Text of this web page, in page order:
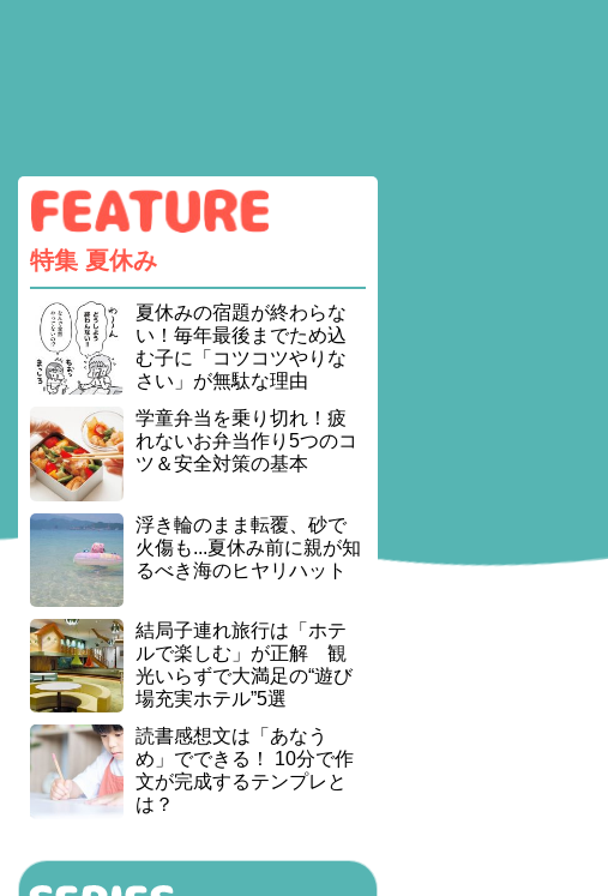
特集 夏休み
夏休みの宿題が終わらな
い！毎年最後までため込
む子に「コツコツやりな
さい」が無駄な理由
学童弁当を乗り切れ！疲
れないお弁当作り5つのコ
ツ＆安全対策の基本
浮き輪のまま転覆、砂で
火傷も...夏休み前に親が知
るべき海のヒヤリハット
結局子連れ旅行は「ホテ
ルで楽しむ」が正解 観
光いらずで大満足の“遊び
場充実ホテル”5選
読書感想文は「あなう
め」でできる！ 10分で作
文が完成するテンプレと
は？